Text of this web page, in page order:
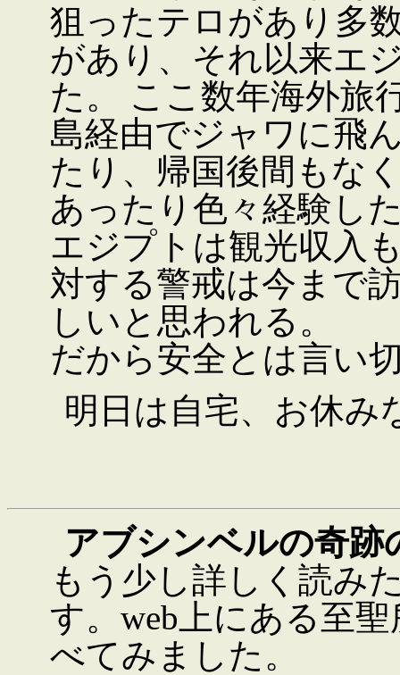
狙ったテロがあり多
があり、それ以来エ
た。 ここ数年海外旅
島経由でジャワに飛
たり、帰国後間もな
あったり色々経験し
エジプトは観光収入
対する警戒は今まで
しいと思われる。
だから安全とは言い
明日は自宅、お休み
アブシンベルの奇跡
もう少し詳しく読み
す。web上にある至
べてみました。